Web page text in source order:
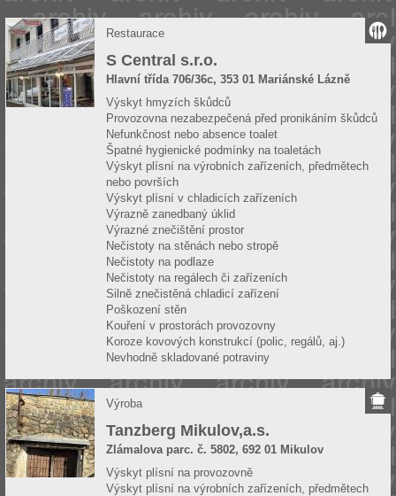
Restaurace
S Central s.r.o.
Hlavní třída 706/36c, 353 01 Mariánské Lázně
Výskyt hmyzích škůdců
Provozovna nezabezpečená před pronikáním škůdců
Nefunkčnost nebo absence toalet
Špatné hygienické podmínky na toaletách
Výskyt plísní na výrobních zařízeních, předmětech
nebo površích
Výskyt plísní v chladicích zařízeních
Výrazně zanedbaný úklid
Výrazné znečištění prostor
Nečistoty na stěnách nebo stropě
Nečistoty na podlaze
Nečistoty na regálech či zařízeních
Silně znečistěná chladicí zařízení
Poškození stěn
Kouření v prostorách provozovny
Koroze kovových konstrukcí (polic, regálů, aj.)
Nevhodně skladované potraviny
Výroba
Tanzberg Mikulov,a.s.
Zlámalova parc. č. 5802, 692 01 Mikulov
Výskyt plísní na provozovně
Výskyt plísní na výrobních zařízeních, předmětech